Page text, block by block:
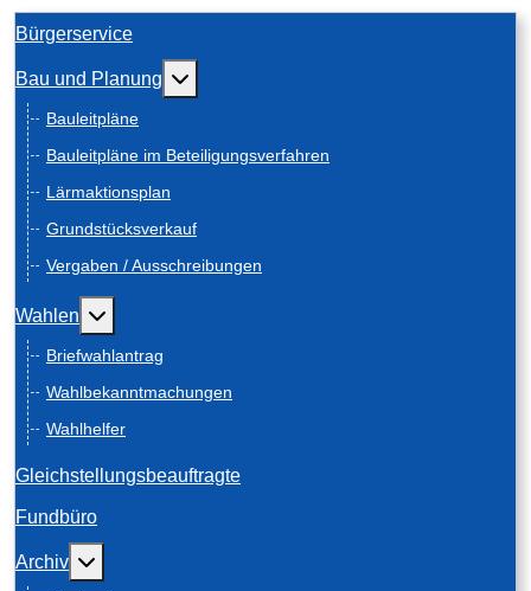
Bürgerservice
Bau und Planung Weitere Informationen: Bau und Planung
Bauleitpläne
Bauleitpläne im Beteiligungsverfahren
Lärmaktionsplan
Grundstücksverkauf
Vergaben / Ausschreibungen
Wahlen Weitere Informationen: Wahlen
Briefwahlantrag
Wahlbekanntmachungen
Wahlhelfer
Gleichstellungsbeauftragte
Fundbüro
Archiv Weitere Informationen: Archiv